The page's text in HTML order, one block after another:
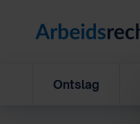
Ontslag